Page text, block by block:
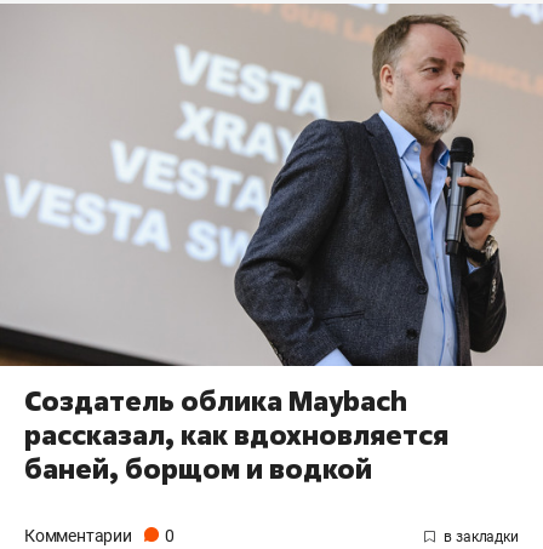
Создатель облика Maybach
рассказал, как вдохновляется
баней, борщом и водкой
Комментарии 0